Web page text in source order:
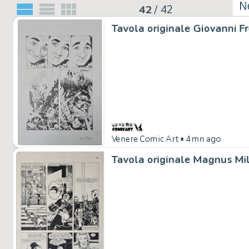
42/ 42
Venere Comic Art• 4mn ago
Tavola originale Magnus